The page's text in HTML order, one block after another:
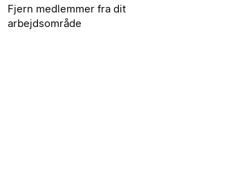
Fjern medlemmer fra dit
arbejdsområde